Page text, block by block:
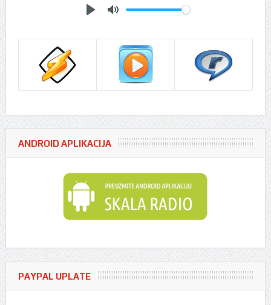
ANDROID APLIKACIJA
PAYPAL UPLATE